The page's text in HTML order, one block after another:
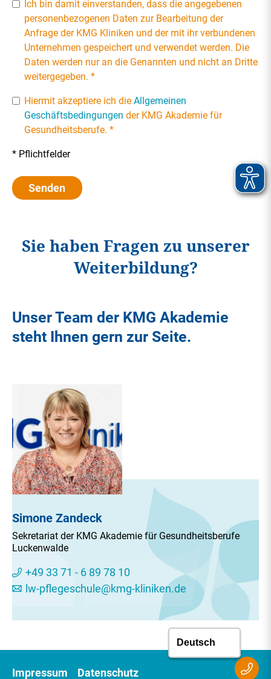
Ich bin damit einverstanden, dass die angegebenen
personenbezogenen Daten zur Bearbeitung der
Anfrage der KMG Kliniken und der mit ihr verbundenen
Unternehmen gespeichert und verwendet werden. Die
Daten werden nur an die Genannten und nicht an Dritte
weitergegeben. *
Hiermit akzeptiere ich die Allgemeinen
Geschäftsbedingungen der KMG Akademie für
Gesundheitsberufe. *
* Pflichtfelder
Senden
Sie haben Fragen zu unserer
Weiterbildung?
Unser Team der KMG Akademie
steht Ihnen gern zur Seite.
Simone Zandeck
Sekretariat der KMG Akademie für Gesundheitsberufe
Luckenwalde
+49 33 71 - 6 89 78 10
lw-pflegeschule@kmg-kliniken.de
Impressum Datenschutz